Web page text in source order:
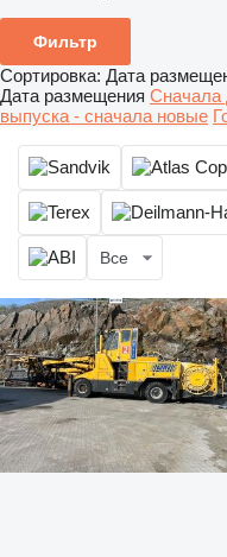
Фильтр
Сортировка: Дата
Дата размещения Сначала
выпуска - сначала новые
Все